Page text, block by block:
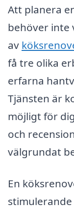
Att planera
behöver inte
av
få tre olika
erfarna
Tjänsten är
möjligt för
och
välgrundat
En